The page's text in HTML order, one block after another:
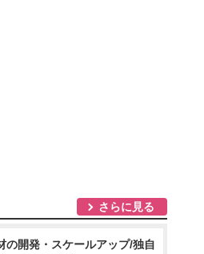
さらに見る
の開発・スケールアップ/独自